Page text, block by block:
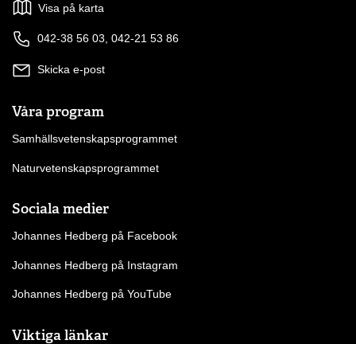
Visa på karta
042-38 56 03, 042-21 53 86
Skicka e-post
Våra program
Samhällsvetenskapsprogrammet
Naturvetenskapsprogrammet
Sociala medier
Johannes Hedberg på Facebook
Johannes Hedberg på Instagram
Johannes Hedberg på YouTube
Viktiga länkar